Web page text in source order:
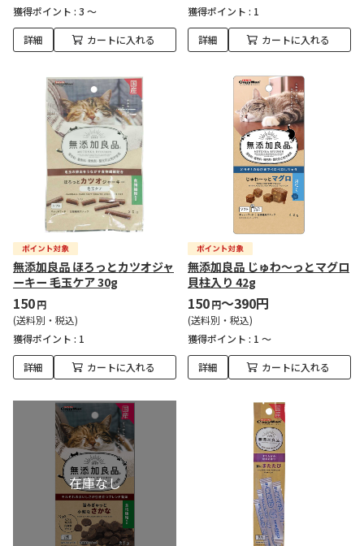
獲得ポイント : 3 ～
詳細 カートに入れる
獲得ポイント : 1
詳細 カートに入れる
無添加良品 ほろっとカツオジャ
ーキー 毛玉ケア 30g
150円
(送料別・税込)
獲得ポイント : 1
詳細 カートに入れる
無添加良品 じゅわ～っとマグロ
貝柱入り 42g
150円～390円
(送料別・税込)
獲得ポイント : 1 ～
詳細 カートに入れる